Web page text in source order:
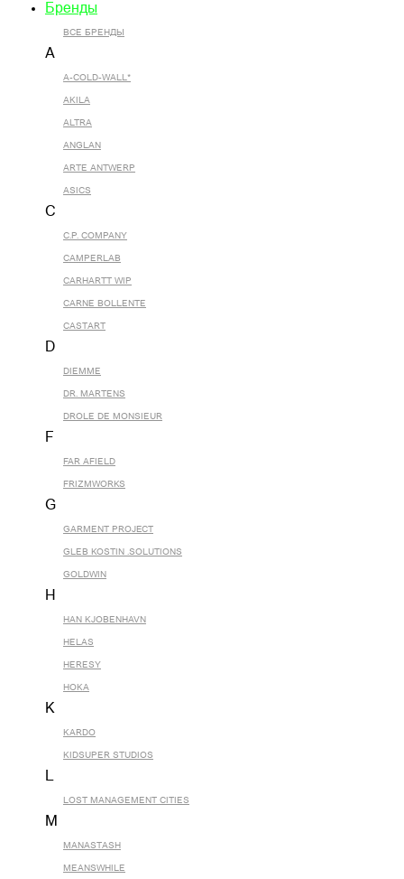
Бренды
ВСЕ БРЕНДЫ
A
A-COLD-WALL*
AKILA
ALTRA
ANGLAN
ARTE ANTWERP
ASICS
C
C.P. COMPANY
CAMPERLAB
CARHARTT WIP
CARNE BOLLENTE
CASTART
D
DIEMME
DR. MARTENS
DROLE DE MONSIEUR
F
FAR AFIELD
FRIZMWORKS
G
GARMENT PROJECT
GLEB KOSTIN .SOLUTIONS
GOLDWIN
H
HAN KJOBENHAVN
HELAS
HERESY
HOKA
K
KARDO
KIDSUPER STUDIOS
L
LOST MANAGEMENT CITIES
M
MANASTASH
MEANSWHILE